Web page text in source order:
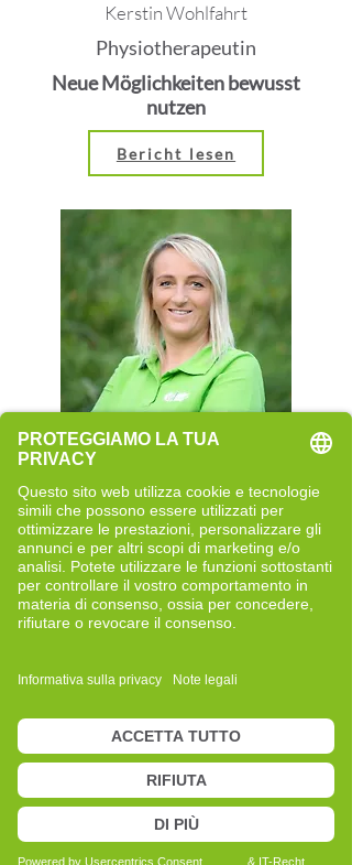
Kerstin Wohlfahrt
Physiotherapeutin
Neue Möglichkeiten bewusst
nutzen
Bericht lesen
Quereinsteigerin
Neue Perspektiven und bewusste
Entwicklung
Bericht lesen